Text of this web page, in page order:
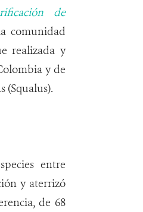
de
comunidad
realizada y
y de
(Squalus).
entre
y aterrizó
de 68